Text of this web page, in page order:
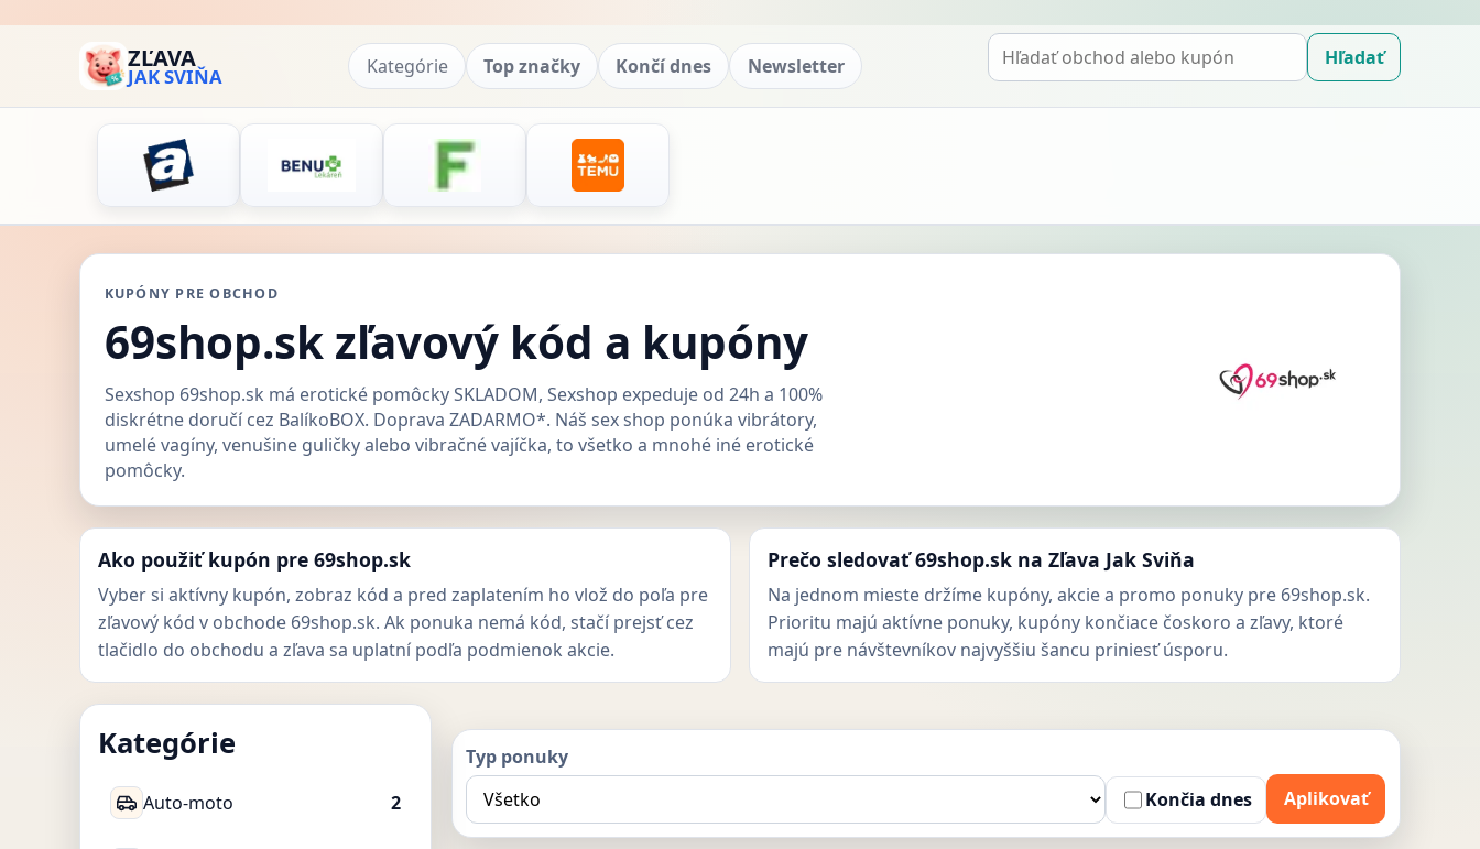
ZĽAVA
JAK SVIŇA Kategórie Top značky Končí dnes Newsletter
Hľadať
Hľadať
KUPÓNY PRE OBCHOD
69shop.sk zľavový kód a kupóny
Sexshop 69shop.sk má erotické pomôcky SKLADOM, Sexshop expeduje od 24h a 100%
diskrétne doručí cez BalíkoBOX. Doprava ZADARMO*. Náš sex shop ponúka vibrátory,
umelé vagíny, venušine guličky alebo vibračné vajíčka, to všetko a mnohé iné erotické
pomôcky.
Ako použiť kupón pre 69shop.sk
Vyber si aktívny kupón, zobraz kód a pred zaplatením ho vlož do poľa pre
zľavový kód v obchode 69shop.sk. Ak ponuka nemá kód, stačí prejsť cez
tlačidlo do obchodu a zľava sa uplatní podľa podmienok akcie.
Prečo sledovať 69shop.sk na Zľava Jak Sviňa
Na jednom mieste držíme kupóny, akcie a promo ponuky pre 69shop.sk.
Prioritu majú aktívne ponuky, kupóny končiace čoskoro a zľavy, ktoré
majú pre návštevníkov najvyššiu šancu priniesť úsporu.
Kategórie
Auto-moto 2
Typ ponuky
Končia dnes
Aplikovať